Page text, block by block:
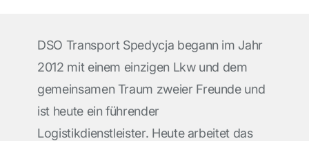
DSO Transport Spedycja begann im Jahr
2012 mit einem einzigen Lkw und dem
gemeinsamen Traum zweier Freunde und
ist heute ein führender
Logistikdienstleister. Heute arbeitet das